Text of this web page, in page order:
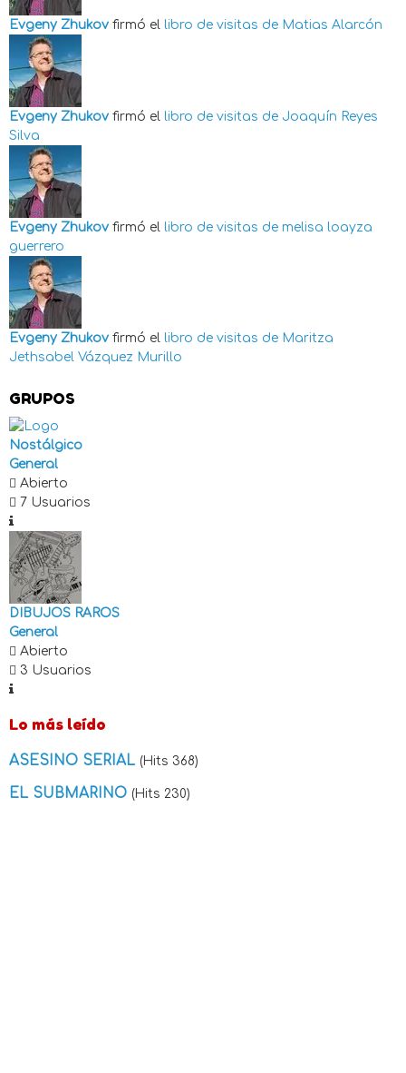
Evgeny Zhukov firmó el libro de visitas de Matias Alarcón
Evgeny Zhukov firmó el libro de visitas de Joaquín Reyes
Silva
Evgeny Zhukov firmó el libro de visitas de melisa loayza
guerrero
Evgeny Zhukov firmó el libro de visitas de Maritza
Jethsabel Vázquez Murillo
GRUPOS
Nostálgico
General
Abierto
7 Usuarios
DIBUJOS RAROS
General
Abierto
3 Usuarios
Lo más leído
ASESINO SERIAL (Hits 368)
EL SUBMARINO (Hits 230)